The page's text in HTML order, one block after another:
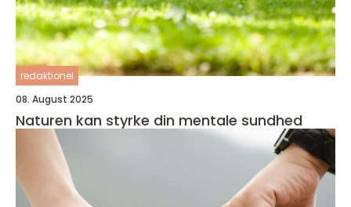
redaktionel
08. August 2025
Naturen kan styrke din mentale sundhed